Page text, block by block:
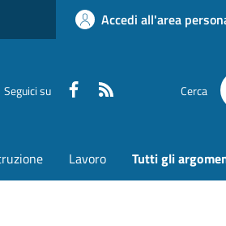
Accedi all'area
Seguici su Faceboook Cerca
Lavoro Tutti gli